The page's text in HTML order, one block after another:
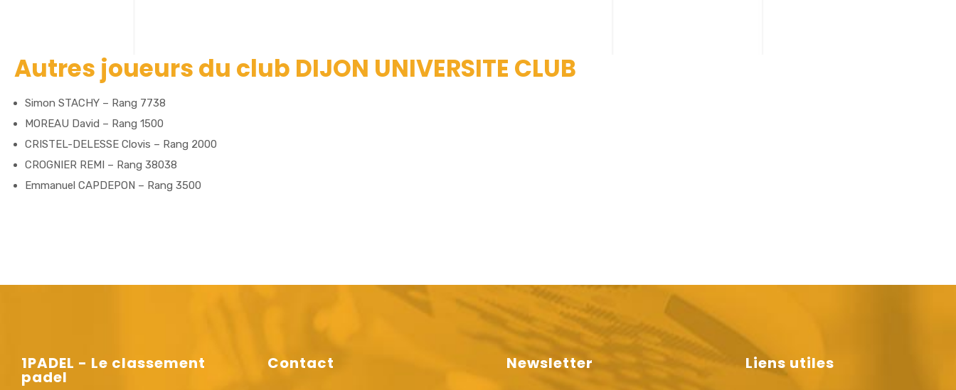
Autres joueurs du club DIJON UNIVERSITE CLUB
Simon STACHY – Rang 7738
MOREAU David – Rang 1500
CRISTEL-DELESSE Clovis – Rang 2000
CROGNIER REMI – Rang 38038
Emmanuel CAPDEPON – Rang 3500
1PADEL - Le classement
padel
Contact Newsletter Liens utiles